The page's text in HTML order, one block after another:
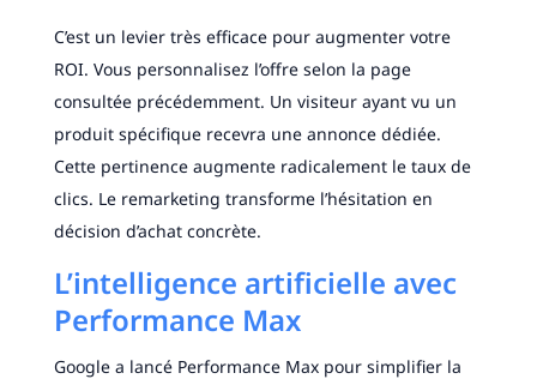
C’est un levier très efficace pour augmenter votre
ROI. Vous personnalisez l’offre selon la page
consultée précédemment. Un visiteur ayant vu un
produit spécifique recevra une annonce dédiée.
Cette pertinence augmente radicalement le taux de
clics. Le remarketing transforme l’hésitation en
décision d’achat concrète.
L’intelligence artificielle avec
Performance Max
Google a lancé Performance Max pour simplifier la